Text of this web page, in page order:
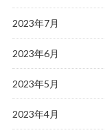
2023年7月
2023年6月
2023年5月
2023年4月